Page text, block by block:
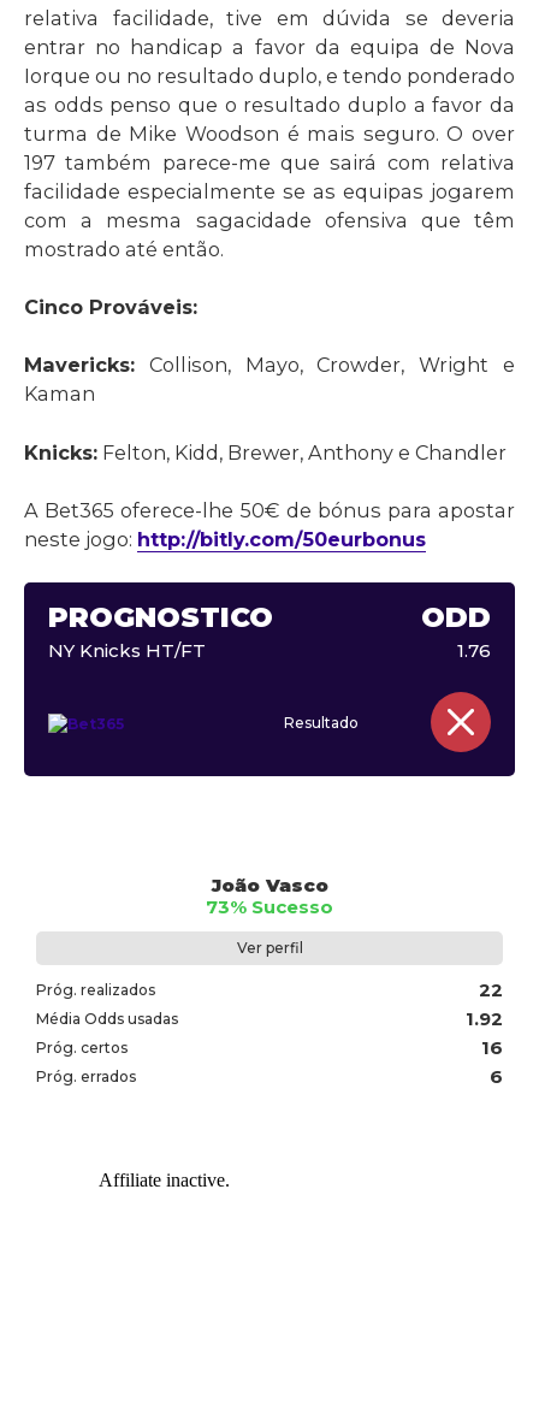
relativa facilidade, tive em dúvida se deveria
entrar no handicap a favor da equipa de Nova
Iorque ou no resultado duplo, e tendo ponderado
as odds penso que o resultado duplo a favor da
turma de Mike Woodson é mais seguro. O over
197 também parece-me que sairá com relativa
facilidade especialmente se as equipas jogarem
com a mesma sagacidade ofensiva que têm
mostrado até então.
Cinco Prováveis:
Mavericks: Collison, Mayo, Crowder, Wright e
Kaman
Knicks: Felton, Kidd, Brewer, Anthony e Chandler
A Bet365 oferece-lhe 50€ de bónus para apostar
neste jogo: http://bitly.com/50eurbonus
PROGNÓSTICO ODD
NY Knicks HT/FT 1.76
Resultado
João Vasco
73% Sucesso
Ver perfil
Próg. realizados 22
Média Odds usadas 1.92
Próg. certos 16
Próg. errados 6